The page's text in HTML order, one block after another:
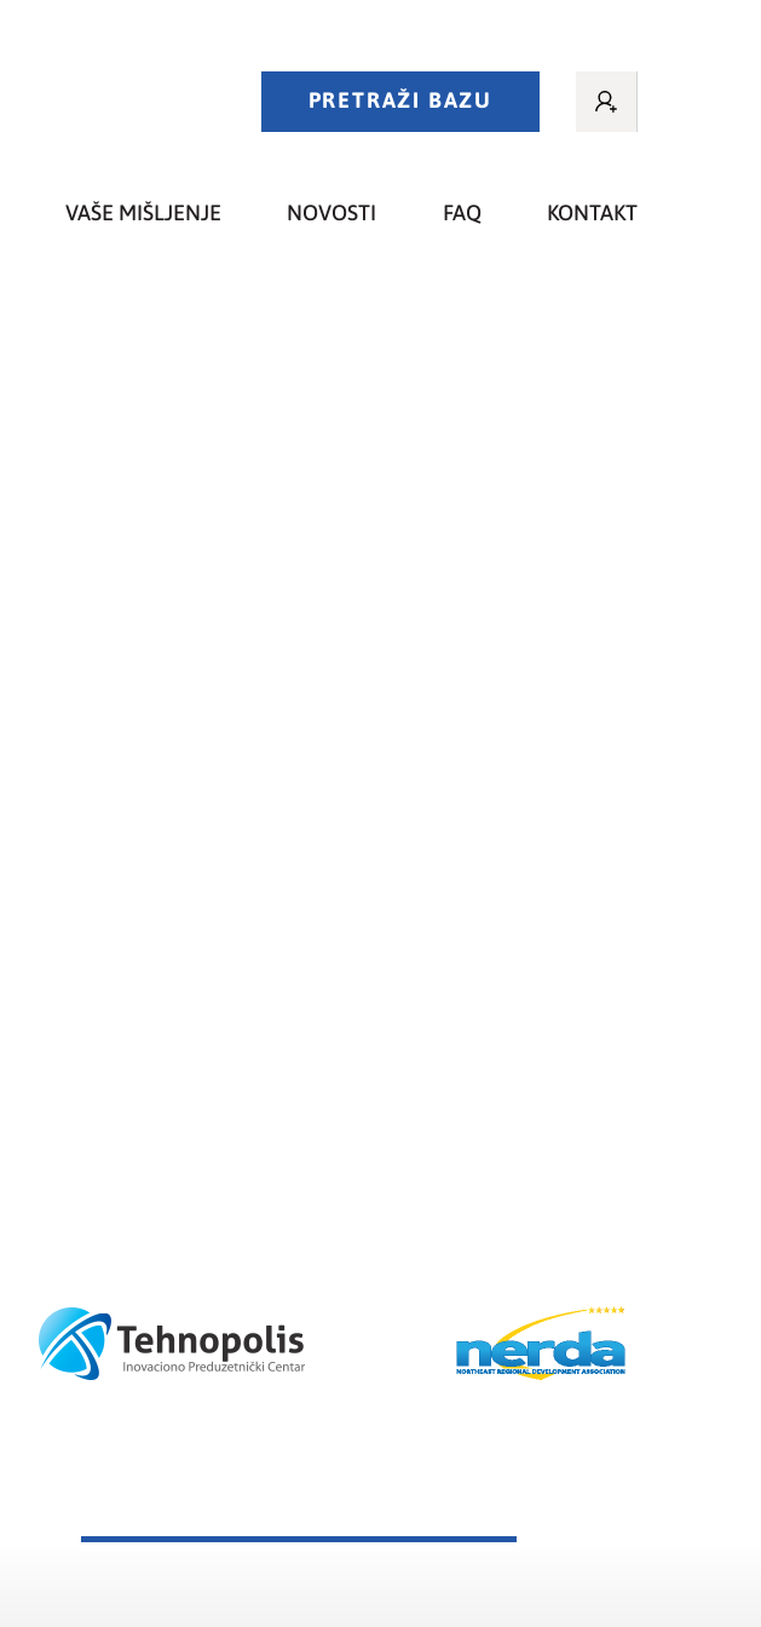
PRETRAŽI BAZU
VAŠE MIŠLJENJE NOVOSTI FAQ KONTAKT